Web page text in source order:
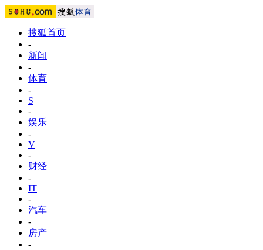
搜狐首页
-
新闻
-
体育
-
S
-
娱乐
-
V
-
财经
-
IT
-
汽车
-
房产
-